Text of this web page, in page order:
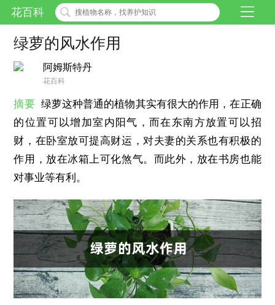
花百科
绿萝的风水作用
阿姆斯特丹
花百科
摘要 绿萝这种普通的植物其实有很大的作用，在正确
的位置可以增加室内阳气，而在东南方放置可以招
财，在卧室放可提高财运，对夫妻的关系也有积极的
作用，放在冰箱上可化煞气。而此外，放在书房也能
对事业等有利。